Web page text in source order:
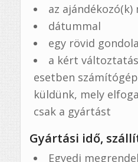
az ajándékozó(k)
dátummal
egy rövid
a kért
esetben
küldünk, mely
csak a gyártást
Gyártási idő,
Egyedi